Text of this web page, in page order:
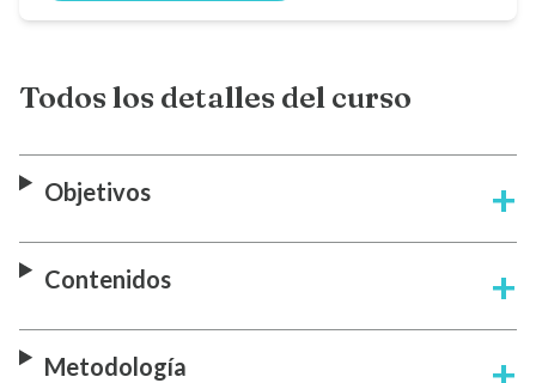
Todos los detalles del curso
Objetivos
Contenidos
Metodología